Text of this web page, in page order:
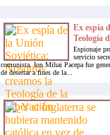
Ex espía
Teología
Espionaje
servicio
comunista. Ion Mihai Pacepa fue
de desertar a fines de la...